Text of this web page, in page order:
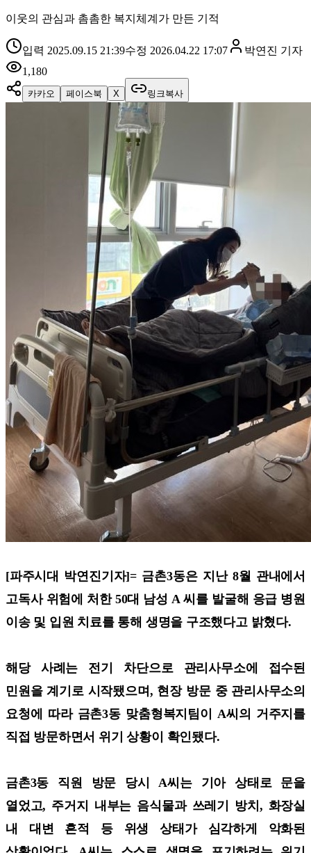
이웃의 관심과 촘촘한 복지체계가 만든 기적
입력 2025.09.15 21:39수정 2026.04.22 17:07 박연진 기자
1,180
카카오 페이스북 X 링크복사
[파주시대 박연진기자]= 금촌3동은 지난 8월 관내에서
고독사 위험에 처한 50대 남성 A 씨를 발굴해 응급 병원
이송 및 입원 치료를 통해 생명을 구조했다고 밝혔다.
해당 사례는 전기 차단으로 관리사무소에 접수된
민원을 계기로 시작됐으며, 현장 방문 중 관리사무소의
요청에 따라 금촌3동 맞춤형복지팀이 A씨의 거주지를
직접 방문하면서 위기 상황이 확인됐다.
금촌3동 직원 방문 당시 A씨는 기아 상태로 문을
열었고, 주거지 내부는 음식물과 쓰레기 방치, 화장실
내 대변 흔적 등 위생 상태가 심각하게 악화된